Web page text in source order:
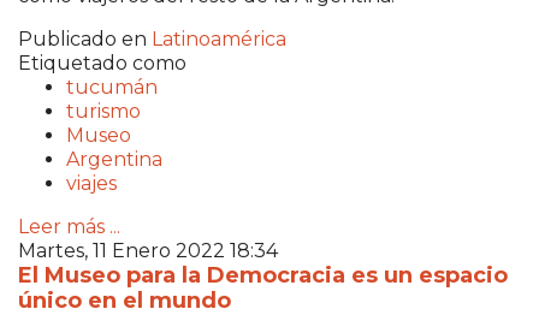
Publicado en Latinoamérica
Etiquetado como
tucumán
turismo
Museo
Argentina
viajes
Leer más ...
Martes, 11 Enero 2022 18:34
El Museo para la Democracia es un espacio
único en el mundo